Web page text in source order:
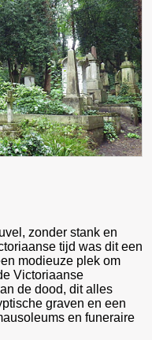
zonder stank en
tijd was dit een
modieuze plek om
Victoriaanse
de dood, dit alles
graven en een
en funeraire